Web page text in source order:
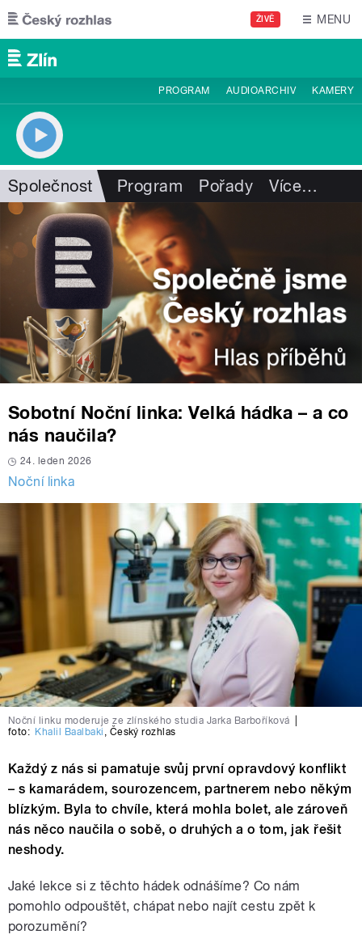
Přejít k hlavnímu obsahu
ŽIVĚ MENU
PROGRAM AUDIOARCHIV KAMERY
Společnost Program Pořady Více…
Sobotní Noční linka: Velká hádka – a co
nás naučila?
24. leden 2026
Noční linka
Noční linku moderuje ze zlínského studia Jarka Barboříková
foto: Khalil Baalbaki , Český rozhlas
Každý z nás si pamatuje svůj první opravdový konflikt
– s kamarádem, sourozencem, partnerem nebo někým
blízkým. Byla to chvíle, která mohla bolet, ale zároveň
nás něco naučila o sobě, o druhých a o tom, jak řešit
neshody.
Jaké lekce si z těchto hádek odnášíme? Co nám
pomohlo odpouštět, chápat nebo najít cestu zpět k
porozumění?